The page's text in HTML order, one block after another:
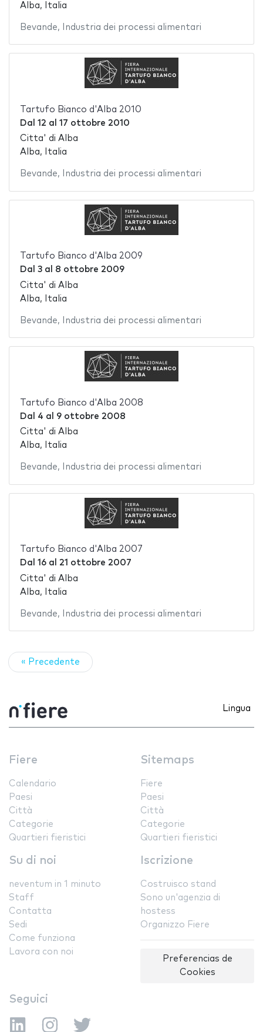
Alba, Italia
Bevande, Industria dei processi alimentari
Tartufo Bianco d'Alba 2010
Dal 12 al 17 ottobre 2010
Citta' di Alba
Alba, Italia
Bevande, Industria dei processi alimentari
Tartufo Bianco d'Alba 2009
Dal 3al 8 ottobre 2009
Citta' di Alba
Alba, Italia
Bevande, Industria dei processi alimentari
Tartufo Bianco d'Alba 2008
Dal 4 al 9 ottobre 2008
Citta' di Alba
Alba, Italia
Bevande, Industria dei processi alimentari
Tartufo Bianco d'Alba 2007
Dal 16al 21 ottobre 2007
Citta' di Alba
Alba, Italia
Bevande, Industria dei processi alimentari
« Precedente
Lingua
Fiere
Calendario
Paesi
Città
Categorie
Quartieri fieristici
Sitemaps
Fiere
Paesi
Città
Categorie
Quartieri fieristici
Su di noi
neventum in 1 minuto
Staff
Contatta
Sedi
Come funziona
Lavora con noi
Iscrizione
Costruisco stand
Sono un'agenzia di
hostess
Organizzo Fiere
Preferencias de
Cookies
Seguici